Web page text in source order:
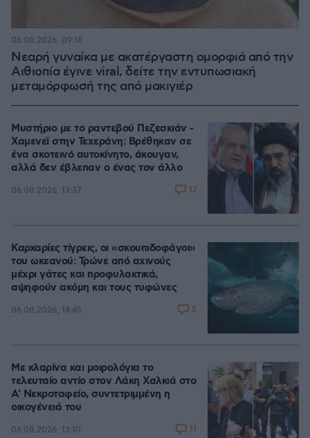
Νεαρή γυναίκα με ακατέργαστη ομορφιά από την
Αιθιοπία έγινε viral, δείτε την εντυπωσιακή
μεταμόρφωσή της από μακιγιέρ
06.08.2026, 09:18
Μυστήριο με το ραντεβού Πεζεσκιάν -
Χαμενεϊ στην Τεχεράνη: Βρέθηκαν σε
ένα σκοτεινό αυτοκίνητο, άκουγαν,
αλλά δεν έβλεπαν ο ένας τον άλλο
06.08.2026, 13:37 17
Καρχαρίες τίγρεις, οι «σκουπιδοφάγοι»
του ωκεανού: Τρώνε από αχινούς
μέχρι γάτες και προφυλακτικά,
αψηφούν ακόμη και τους τυφώνες
06.08.2026, 14:45 5
Με κλαρίνα και μοιρολόγια το
τελευταίο αντίο στον Λάκη Χαλκιά στο
A' Νεκροταφείο, συντετριμμένη η
οικογένειά του
06.08.2026, 13:10 11